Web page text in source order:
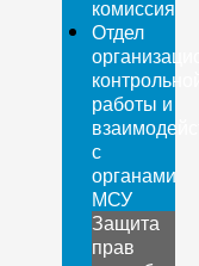
комиссия
Отдел
работы и
с
органами
МСУ
Защита
прав